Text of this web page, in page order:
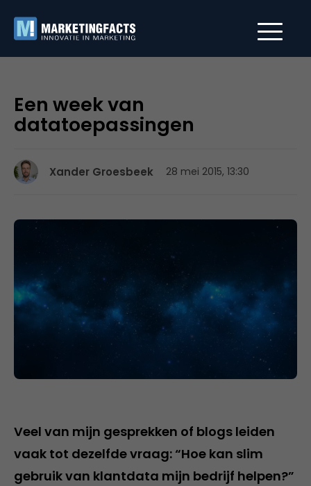
Een week van
datatoepassingen
Xander Groesbeek 28 mei 2015, 13:30
Veel van mijn gesprekken of blogs leiden
vaak tot dezelfde vraag: “Hoe kan slim
gebruik van klantdata mijn bedrijf helpen?”